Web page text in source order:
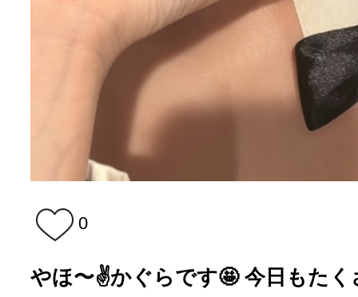
0
やほ〜✌️かぐらです🤩 今日もたく